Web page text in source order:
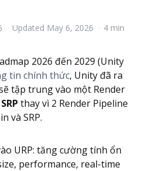
Updated May 6, 2026 4 min
2026 đến 2029 (Unity
tin chính thức, Unity đã ra
tập trung vào một Render
SRP thay vì 2 Render Pipeline
và SRP.
URP: tăng cường tính ổn
performance, real-time